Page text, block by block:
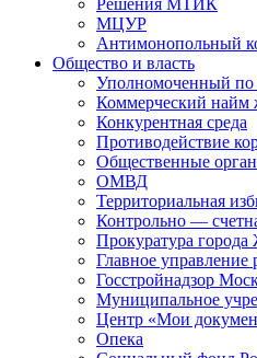
МЦУР
Антимонопольный
Общество и власть
Уполномоченный по
Коммерческий
Конкурентная среда
Противодействие
Общественные
ОМВД
Территориальная
Контрольно —
Прокуратура города
Главное управление
Госстройнадзор
Муниципальное
Центр «Мои
Опека